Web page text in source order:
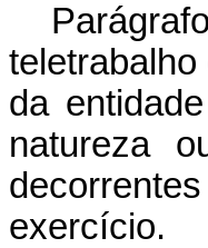
da
natureza
exercício.